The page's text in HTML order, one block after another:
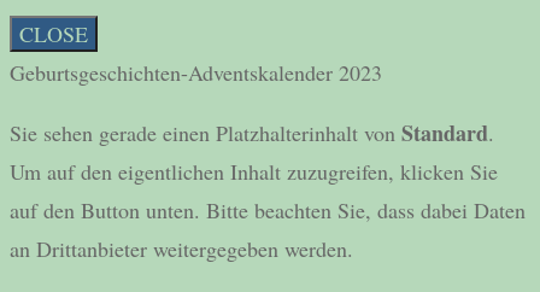
CLOSE
Geburtsgeschichten-Adventskalender 2023
Sie sehen gerade einen Platzhalterinhalt von Standard.
Um auf den eigentlichen Inhalt zuzugreifen, klicken Sie
auf den Button unten. Bitte beachten Sie, dass dabei Daten
an Drittanbieter weitergegeben werden.